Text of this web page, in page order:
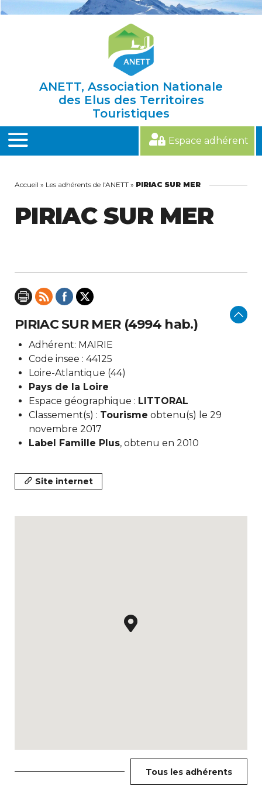
ANETT, Association Nationale
des Elus des Territoires
Touristiques
MENU
Espace adhérent
Accueil » Les adhérents de l'ANETT » PIRIAC SUR MER
PIRIAC SUR MER
PIRIAC SUR MER (4994 hab.)
Adhérent: MAIRIE
Code insee : 44125
Loire-Atlantique (44)
Pays de la Loire
Espace géographique : LITTORAL
Classement(s) : Tourisme obtenu(s) le 29
novembre 2017
Label Famille Plus, obtenu en 2010
Site internet
Tous les adhérents